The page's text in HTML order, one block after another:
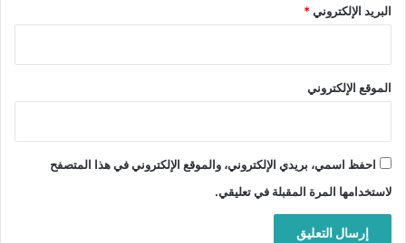
البريد الإلكتروني*
الموقع الإلكتروني
احفظ اسمي، بريدي الإلكتروني، والموقع الإلكتروني في هذا المتصفح
لاستخدامها المرة المقبلة في تعليقي.